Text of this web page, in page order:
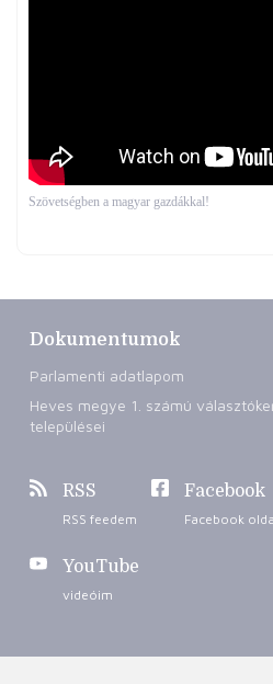
Szövetségben a magyar gazdákkal!
Dokumentumok
Parlamenti adatlapom
Heves megye 1. számú
települései
RSS
RSS feedem
Facebook
Facebook
YouTube
videóim